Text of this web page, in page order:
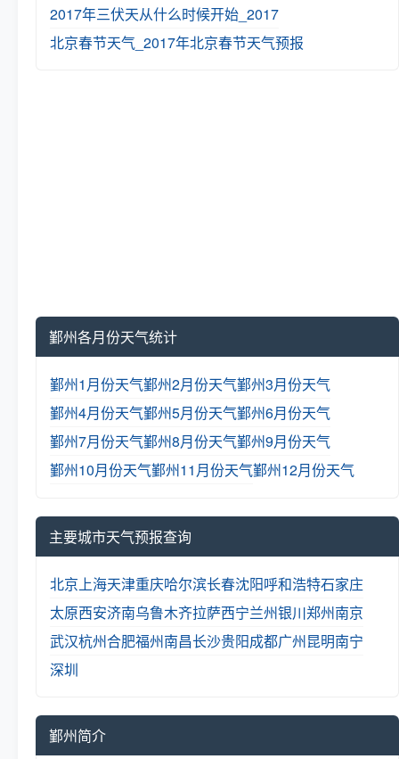
2017年三伏天从什么时候开始_2017
北京春节天气_2017年北京春节天气预报
鄞州各月份天气统计
鄞州1月份天气鄞州2月份天气鄞州3月份天气
鄞州4月份天气鄞州5月份天气鄞州6月份天气
鄞州7月份天气鄞州8月份天气鄞州9月份天气
鄞州10月份天气鄞州11月份天气鄞州12月份天气
主要城市天气预报查询
北京上海天津重庆哈尔滨长春沈阳呼和浩特石家庄
太原西安济南乌鲁木齐拉萨西宁兰州银川郑州南京
武汉杭州合肥福州南昌长沙贵阳成都广州昆明南宁
深圳
鄞州简介